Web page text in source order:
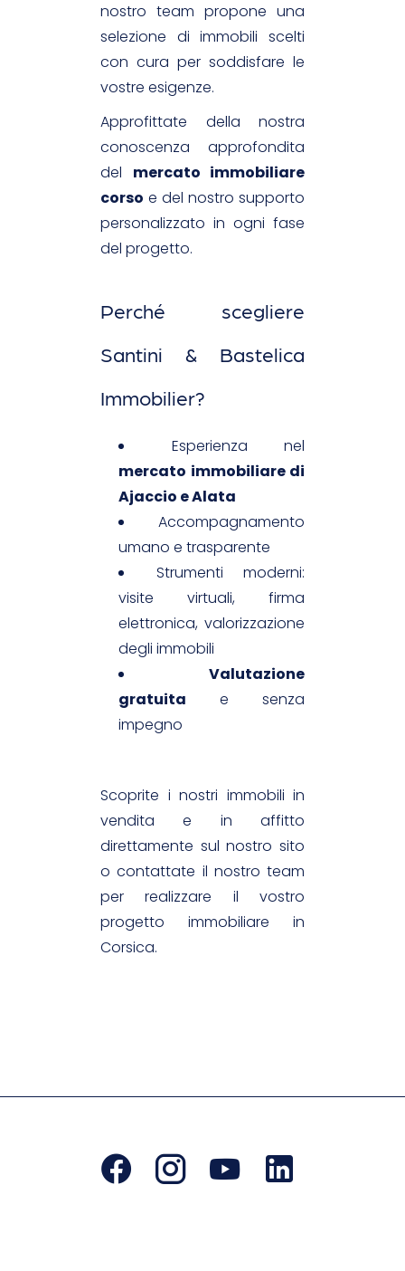
nostro team propone una
selezione di immobili scelti
con cura per soddisfare le
vostre esigenze.
Approfittate della nostra
conoscenza approfondita
del mercato immobiliare
corso e del nostro supporto
personalizzato in ogni fase
del progetto.
Perché scegliere
Santini & Bastelica
Immobilier?
Esperienza nel
mercato immobiliare di
Ajaccio e Alata
Accompagnamento
umano e trasparente
Strumenti moderni:
visite virtuali, firma
elettronica, valorizzazione
degli immobili
Valutazione
gratuita e senza
impegno
Scoprite i nostri immobili in
vendita e in affitto
direttamente sul nostro sito
o contattate il nostro team
per realizzare il vostro
progetto immobiliare in
Corsica.